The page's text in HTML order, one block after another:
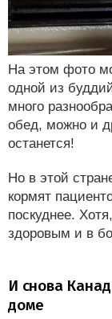
На этом фото
одной из
много
обед, можно и
останется!
Но в этой
кормят
поскуднее.
здоровым и в
И снова
доме